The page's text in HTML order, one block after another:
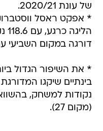
של עונת 2020/21.
* אפקט ראסל
דורגה במקום השביעי עם 114.4 נקודות
* את השיפור הגדול
(מקום 27).